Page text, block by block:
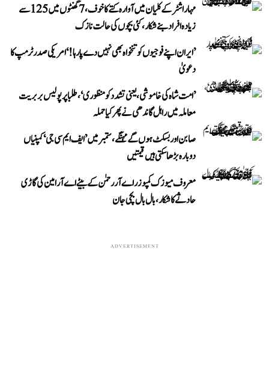
مہاراشٹر کے کلیان میں آوارہ کتے کا خوف، 7 گھنٹوں میں 125 سے
زیادہ افراد بنے شکار، کئی بچوں کی حالت نازک
’ایران اپنے فوجیوں کو تنخواہ بھی نہیں دے پا رہا!‘ امریکی صدر ٹرمپ کا
دعویٰ
’امت شاہ کی خاموشی، یعنی تشدد کو منظوری‘، طلبا پر پولیس بربریت
معاملہ میں راہل گاندھی نے پھر کیا حملہ
صابن اور بسکٹ ہوں گے مہنگے، ستمبر میں ’ایف ایم سی جی‘ کمپنیاں
دوبارہ بڑھا سکتی ہیں قیمتیں
معروف میوزک کمپوزر اے آر رحمٰن کے بیٹے اے آر امین کی گاڑی
حادثے کا شکار، بال بال بچی جان
ADVERTISEMENT